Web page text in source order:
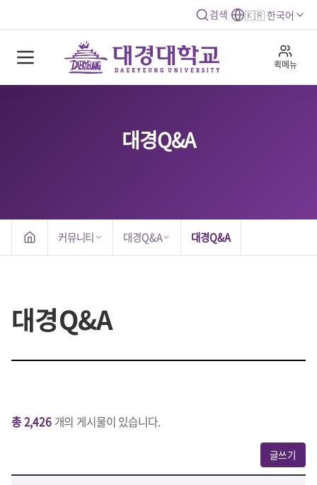
검색 🇰🇷 한국어
퀵메뉴
대경Q&A
커뮤니티 대경Q&A 대경Q&A
대경Q&A
총 2,426개의 게시물이 있습니다.
글쓰기